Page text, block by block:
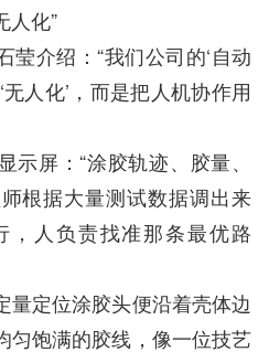
人化”
莹介绍：“我们公司的‘自动
人化’，而是把人机协作用
示屏：“涂胶轨迹、胶量、
根据大量测试数据调出来
，人负责找准那条最优路
量定位涂胶头便沿着壳体边
匀饱满的胶线，像一位技艺